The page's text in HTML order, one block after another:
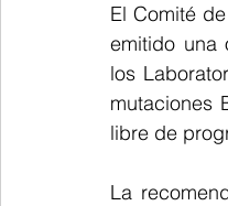
El Comité
emitido una
los
mutaciones
libre de
La